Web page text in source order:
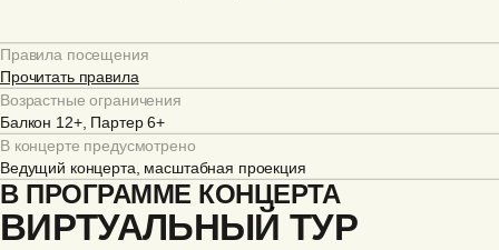
Правила посещения
Прочитать правила
Возрастные ограничения
Балкон 12+, Партер 6+
В концерте предусмотрено
Ведущий концерта, масштабная проекция
В ПРОГРАММЕ КОНЦЕРТА
ВИРТУАЛЬНЫЙ ТУР